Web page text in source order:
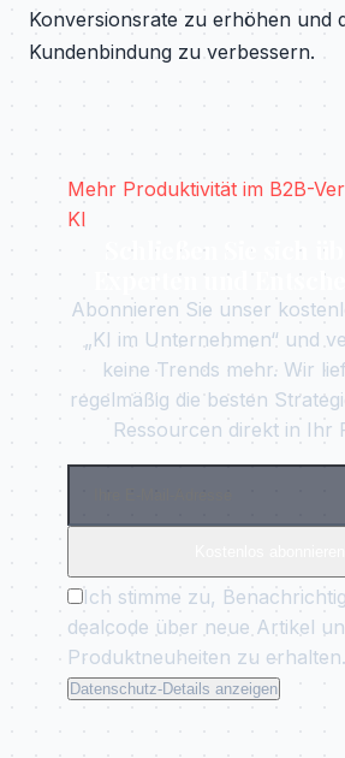
Konversionsrate zu erhöhen und
Kundenbindung zu verbessern.
Mehr Produktivität im B2B-
KI
Schließen Sie sich
Experten und
Abonnieren Sie unser
„KI im Unternehmen“ und
keine Trends mehr. Wir
regelmäßig die besten
Ressourcen direkt in Ihr
Ich stimme zu,
dealcode über neue Artikel
Produktneuheiten zu
Datenschutz-Details anzeigen